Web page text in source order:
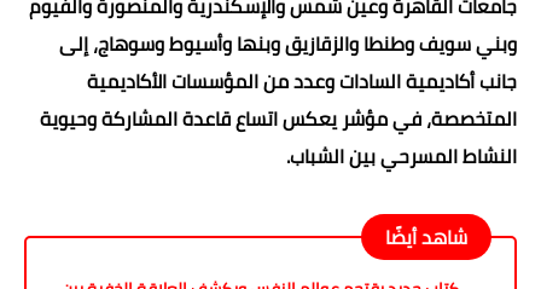
وبني سويف وطنطا والزقازيق وبنها وأسيوط وسوهاج، إلى
جانب أكاديمية السادات وعدد من المؤسسات الأكاديمية
المتخصصة، في مؤشر يعكس اتساع قاعدة المشاركة وحيوية
النشاط المسرحي بين الشباب.
شاهد أيضًا